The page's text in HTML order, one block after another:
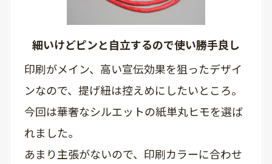
細いけどピンと自立するので使い勝手良し
印刷がメイン、高い宣伝効果を狙ったデザイ
ンなので、提げ紐は控えめにしたいところ。
今回は華奢なシルエットの紙単丸ヒモを選ば
れました。
あまり主張がないので、印刷カラーに合わせ